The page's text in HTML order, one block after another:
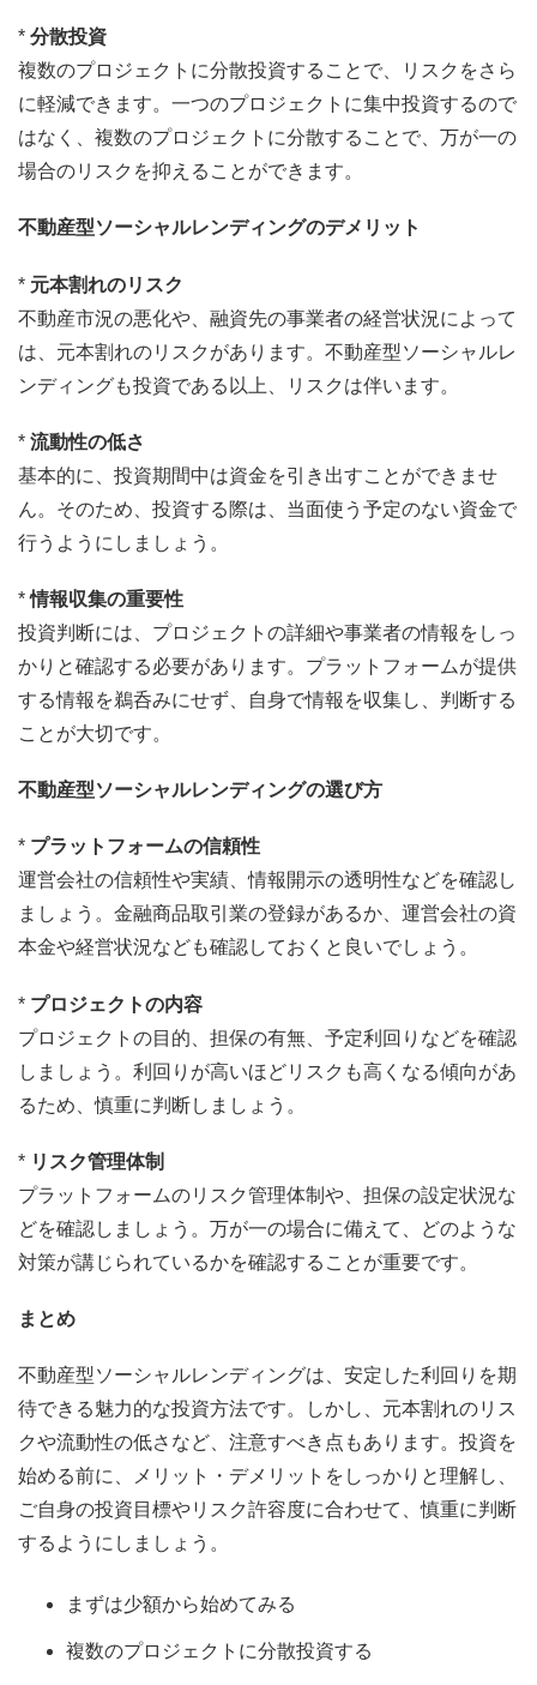
* 分散投資
複数のプロジェクトに分散投資することで、リスクをさら
に軽減できます。一つのプロジェクトに集中投資するので
はなく、複数のプロジェクトに分散することで、万が一の
場合のリスクを抑えることができます。
不動産型ソーシャルレンディングのデメリット
* 元本割れのリスク
不動産市況の悪化や、融資先の事業者の経営状況によって
は、元本割れのリスクがあります。不動産型ソーシャルレ
ンディングも投資である以上、リスクは伴います。
* 流動性の低さ
基本的に、投資期間中は資金を引き出すことができませ
ん。そのため、投資する際は、当面使う予定のない資金で
行うようにしましょう。
*情報収集の重要性
投資判断には、プロジェクトの詳細や事業者の情報をしっ
かりと確認する必要があります。プラットフォームが提供
する情報を鵜呑みにせず、自身で情報を収集し、判断する
ことが大切です。
不動産型ソーシャルレンディングの選び方
* プラットフォームの信頼性
運営会社の信頼性や実績、情報開示の透明性などを確認し
ましょう。金融商品取引業の登録があるか、運営会社の資
本金や経営状況なども確認しておくと良いでしょう。
* プロジェクトの内容
プロジェクトの目的、担保の有無、予定利回りなどを確認
しましょう。利回りが高いほどリスクも高くなる傾向があ
るため、慎重に判断しましょう。
* リスク管理体制
プラットフォームのリスク管理体制や、担保の設定状況な
どを確認しましょう。万が一の場合に備えて、どのような
対策が講じられているかを確認することが重要です。
まとめ
不動産型ソーシャルレンディングは、安定した利回りを期
待できる魅力的な投資方法です。しかし、元本割れのリス
クや流動性の低さなど、注意すべき点もあります。投資を
始める前に、メリット・デメリットをしっかりと理解し、
ご自身の投資目標やリスク許容度に合わせて、慎重に判断
するようにしましょう。
まずは少額から始めてみる
複数のプロジェクトに分散投資する